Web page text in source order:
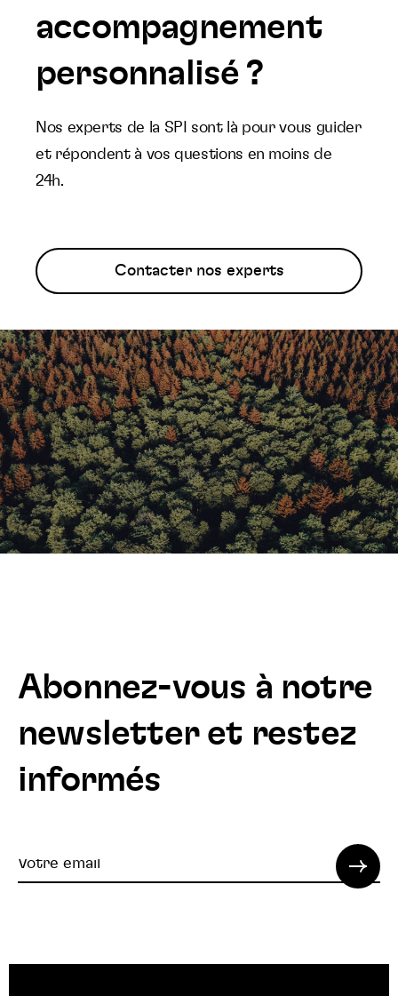
accompagnement
personnalisé ?
Nos experts de la SPI sont là pour vous guider
et répondent à vos questions en moins de
24h.
Contacter nos experts
Abonnez-vous à notre
newsletter et restez
informés
Votre